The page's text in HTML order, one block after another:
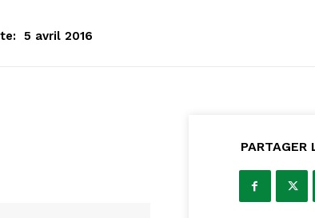
5 avril 2016
PARTAGER